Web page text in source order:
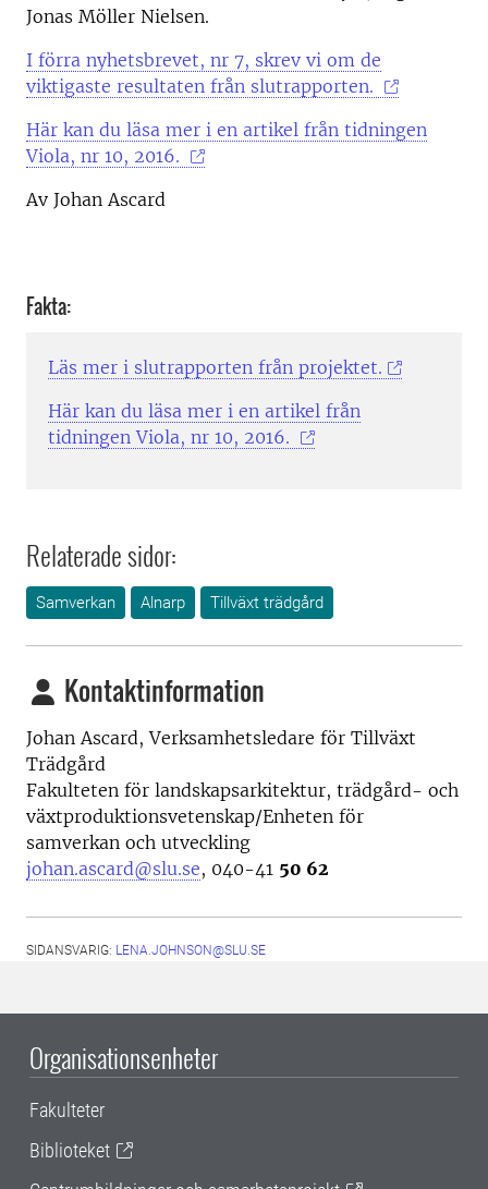
Jonas Möller Nielsen.
I förra nyhetsbrevet, nr 7, skrev vi om de
viktigaste resultaten från slutrapporten.
Här kan du läsa mer i en artikel från tidningen
Viola, nr 10, 2016.
Av Johan Ascard
Fakta:
Läs mer i slutrapporten från projektet.
Här kan du läsa mer i en artikel från
tidningen Viola, nr 10, 2016.
Relaterade sidor:
Samverkan Alnarp Tillväxt trädgård
Kontaktinformation
Johan Ascard, Verksamhetsledare för Tillväxt
Trädgård
Fakulteten för landskapsarkitektur, trädgård- och
växtproduktionsvetenskap/Enheten för
samverkan och utveckling
johan.ascard@slu.se, 040-41 50 62
SIDANSVARIG: LENA.JOHNSON@SLU.SE
Organisationsenheter
Fakulteter
Biblioteket